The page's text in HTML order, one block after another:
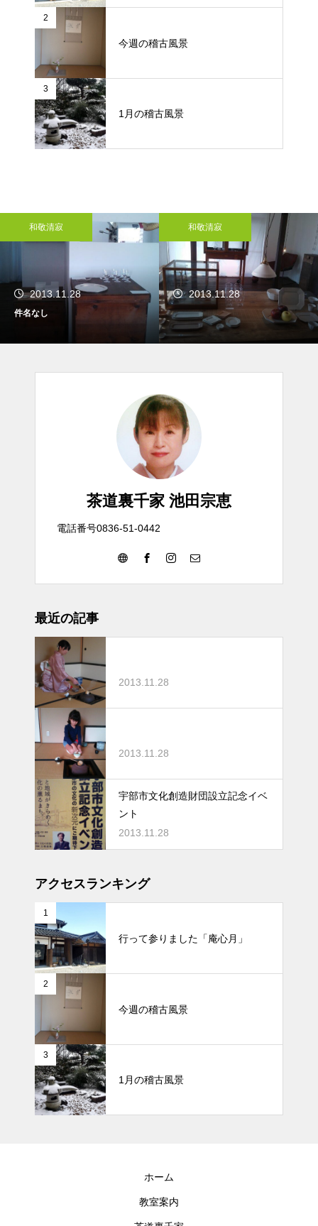
2
今週の稽古風景
3
1月の稽古風景
和敬清寂
2013.11.28
件名なし
和敬清寂
2013.11.28
茶道裏千家 池田宗恵
電話番号0836-51-0442
最近の記事
2013.11.28
2013.11.28
宇部市文化創造財団設立記念イベ
ント
2013.11.28
アクセスランキング
1
行って参りました「庵心月」
2
今週の稽古風景
3
1月の稽古風景
ホーム
教室案内